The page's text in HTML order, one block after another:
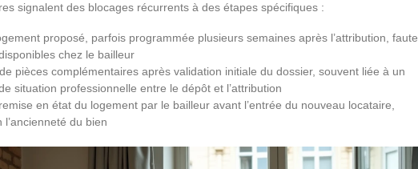
signalent des blocages récurrents à des étapes spécifiques :
proposé, parfois programmée plusieurs semaines après l’attribution, faute
chez le bailleur
pièces complémentaires après validation initiale du dossier, souvent liée à un
situation professionnelle entre le dépôt et l’attribution
en état du logement par le bailleur avant l’entrée du nouveau locataire,
l’ancienneté du bien